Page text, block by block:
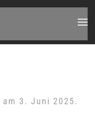
am 3. Juni 2025.